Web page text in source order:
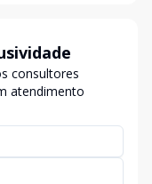
consultores
atendimento